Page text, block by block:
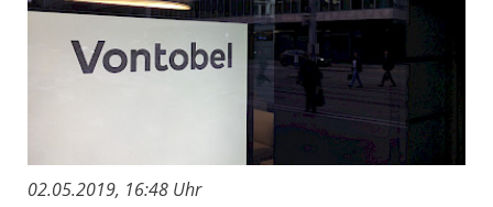
02.05.2019, 16:48 Uhr